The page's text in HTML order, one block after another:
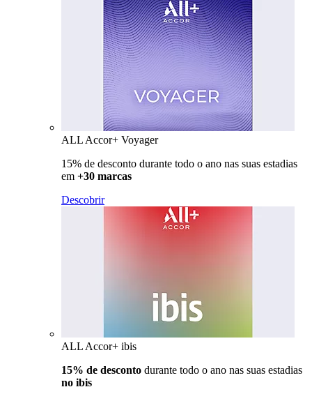
ALL Accor+ Voyager
15% de desconto durante todo o ano nas suas estadias
em +30 marcas
Descobrir
ALL Accor+ ibis
15% de desconto durante todo o ano nas suas estadias
no ibis